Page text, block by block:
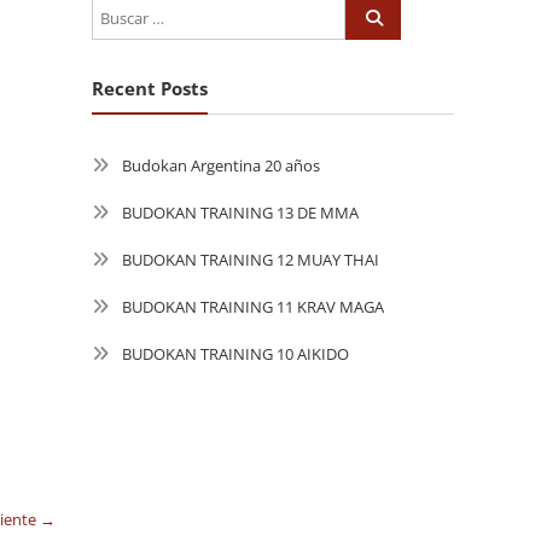
→
Recent Posts
Budokan Argentina 20 años
BUDOKAN TRAINING 13 DE MMA
BUDOKAN TRAINING 12 MUAY THAI
BUDOKAN TRAINING 11 KRAV MAGA
BUDOKAN TRAINING 10 AIKIDO